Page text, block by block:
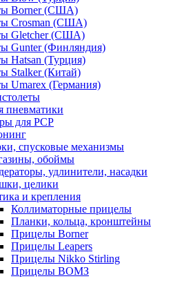
Borner (США)
Crosman (США)
Gletcher (США)
Gunter (Финляндия)
Hatsan (Турция)
Stalker (Китай)
Umarex (Германия)
пневматики
для PCP
спусковые механизмы
обоймы
удлинители, насадки
целики
и крепления
Коллиматорные прицелы
Планки, кольца, кронштейны
Прицелы Borner
Прицелы Leapers
Прицелы Nikko Stirling
Прицелы ВОМЗ